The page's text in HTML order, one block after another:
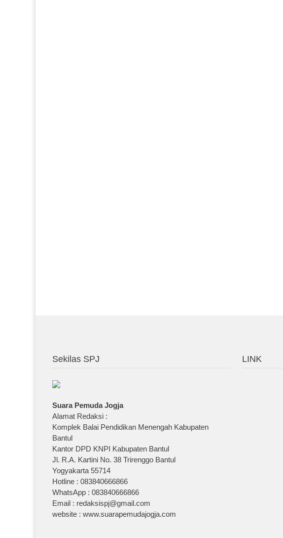
Sekilas SPJ
Suara Pemuda Jogja
Alamat Redaksi :
Komplek Balai Pendidikan Menengah Kabupaten
Bantul
Kantor DPD KNPI Kabupaten Bantul
Jl. R.A. Kartini No. 38 Trirenggo Bantul
Yogyakarta 55714
Hotline : 083840666866
WhatsApp : 083840666866
Email : redaksispj@gmail.com
website : www.suarapemudajogja.com
LINK